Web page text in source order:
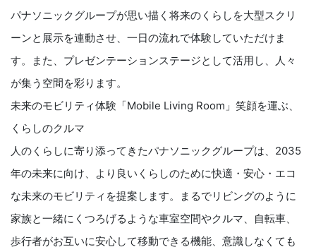
パナソニックグループが思い描く将来のくらしを大型スクリ
ーンと展示を連動させ、一日の流れで体験していただけま
す。また、プレゼンテーションステージとして活用し、人々
が集う空間を彩ります。
未来のモビリティ体験「Mobile Living Room」笑顔を運ぶ、
くらしのクルマ
人のくらしに寄り添ってきたパナソニックグループは、2035
年の未来に向け、より良いくらしのために快適・安心・エコ
な未来のモビリティを提案します。まるでリビングのように
家族と一緒にくつろげるような車室空間やクルマ、自転車、
歩行者がお互いに安心して移動できる機能、意識しなくても